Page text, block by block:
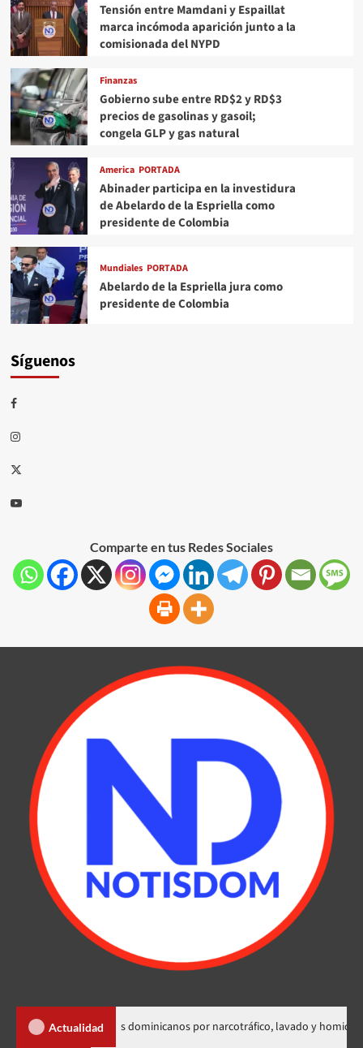
Tensión entre Mamdani y Espaillat
marca incómoda aparición junto a la
comisionada del NYPD
Finanzas
Gobierno sube entre RD$2 y RD$3
precios de gasolinas y gasoil;
congela GLP y gas natural
America PORTADA
Abinader participa en la investidura
de Abelardo de la Espriella como
presidente de Colombia
Mundiales PORTADA
Abelardo de la Espriella jura como
presidente de Colombia
Síguenos
Comparte en tus Redes Sociales
Actualidad
de dos dominicanos por narcotráfico, lavado y homicidio